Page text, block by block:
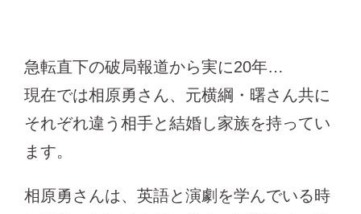
急転直下の破局報道から実に20年…
現在では相原勇さん、元横綱・曙さん共に
それぞれ違う相手と結婚し家族を持ってい
ます。
相原勇さんは、英語と演劇を学んでいる時